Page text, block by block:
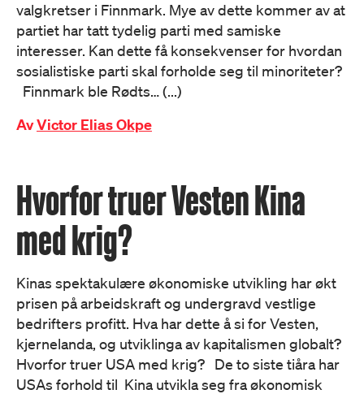
valgkretser i Finnmark. Mye av dette kommer av at
partiet har tatt tydelig parti med samiske
interesser. Kan dette få konsekvenser for hvordan
sosialistiske parti skal forholde seg til minoriteter?
Finnmark ble Rødts… (...)
AvVictor Elias Okpe
Hvorfor truer Vesten Kina
med krig?
Kinas spektakulære økonomiske utvikling har økt
prisen på arbeidskraft og undergravd vestlige
bedrifters profitt. Hva har dette å si for Vesten,
kjernelanda, og utviklinga av kapitalismen globalt?
Hvorfor truer USA med krig? De to siste tiåra har
USAs forhold til Kina utvikla seg fra økonomisk